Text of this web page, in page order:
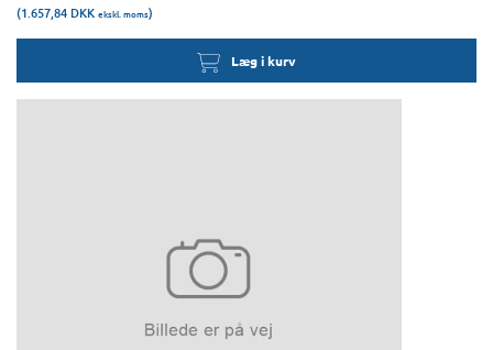
(1.657,84 DKK ekskl. moms)
Læg i kurv